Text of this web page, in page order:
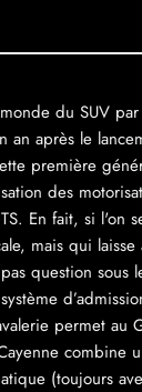
du SUV
an après le
première
des
En fait, si l'on
mais qui
question
permet
combine
(toujours